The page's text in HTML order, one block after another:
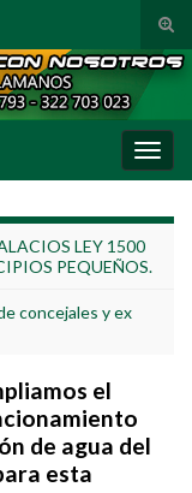
LEY 1500
PEQUEÑOS.
concejales y ex
el
de agua del
esta